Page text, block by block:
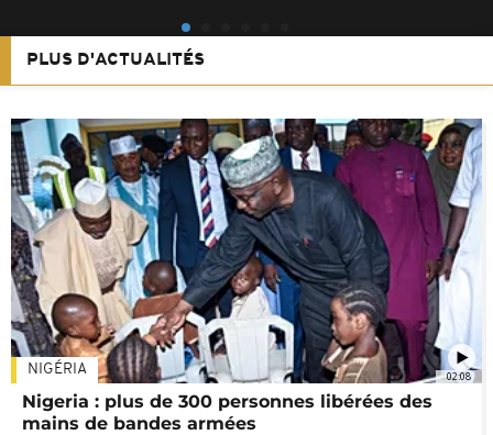
PLUS D'ACTUALITÉS
02:08
NIGÉRIA
Nigeria : plus de 300 personnes libérées des
mains de bandes armées